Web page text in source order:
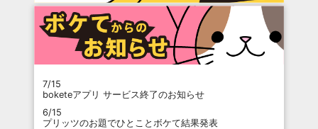
7/15
boketeアプリ サービス終了のお知らせ
6/15
プリッツのお題でひとことボケて結果発表